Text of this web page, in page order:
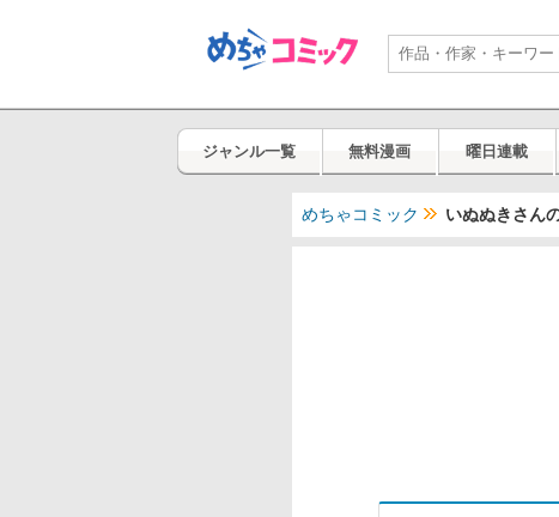
ジャンル一覧 無料漫画 曜日連載
めちゃコミック いぬぬきさん